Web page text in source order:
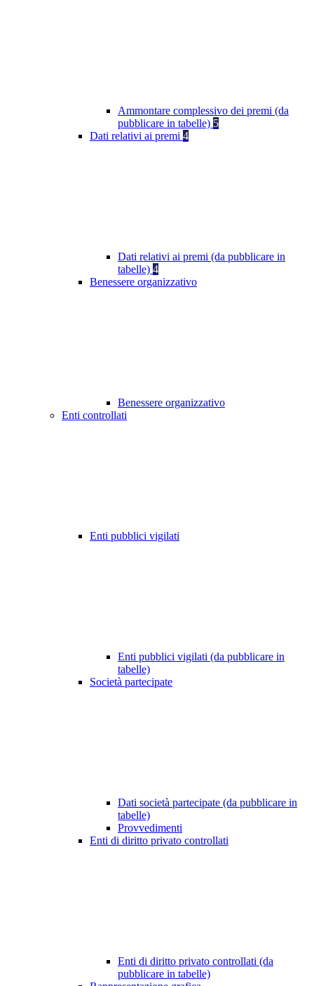
Ammontare complessivo dei premi (da
pubblicare in tabelle) 5
Dati relativi ai premi 4
Dati relativi ai premi (da pubblicare in
tabelle) 4
Benessere organizzativo
Benessere organizzativo
Enti controllati
Enti pubblici vigilati
Enti pubblici vigilati (da pubblicare in
tabelle)
Società partecipate
Dati società partecipate (da pubblicare in
tabelle)
Provvedimenti
Enti di diritto privato controllati
Enti di diritto privato controllati (da
pubblicare in tabelle)